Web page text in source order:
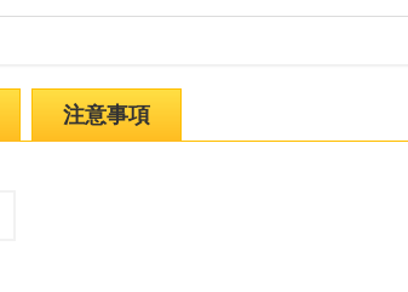
注意事項